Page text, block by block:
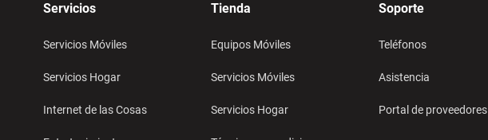
Servicios
Servicios Móviles
Servicios Hogar
Internet de las Cosas
Tienda
Equipos Móviles
Servicios Móviles
Servicios Hogar
Soporte
Teléfonos
Asistencia
Portal de proveedores